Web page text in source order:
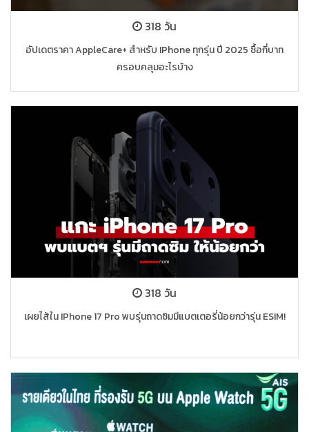
318 วัน
อัปเดตราคา AppleCare+ สำหรับ IPhone ทุกรุ่น ปี 2025 ซื้อกี่บาท
ครอบคลุมอะไรบ้าง
318 วัน
เผยไส้ใน IPhone 17 Pro พบรุ่นถาดซิมมีแบตเตอรี่น้อยกว่ารุ่น ESIM!